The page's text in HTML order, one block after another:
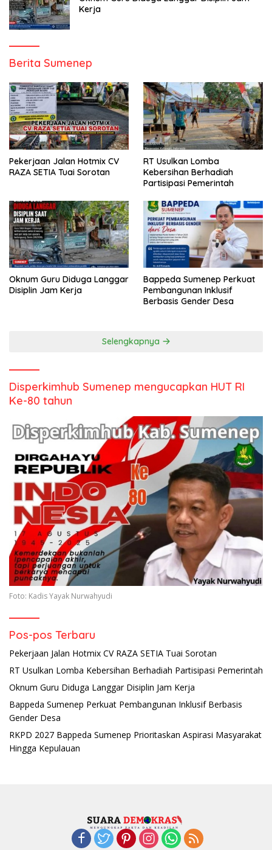
Kerja
Berita Sumenep
Pekerjaan Jalan Hotmix CV
RAZA SETIA Tuai Sorotan
RT Usulkan Lomba
Kebersihan Berhadiah
Partisipasi Pemerintah
Oknum Guru Diduga Langgar
Disiplin Jam Kerja
Bappeda Sumenep Perkuat
Pembangunan Inklusif
Berbasis Gender Desa
Selengkapnya
Disperkimhub Sumenep mengucapkan HUT RI
Ke-80 tahun
Foto: Kadis Yayak Nurwahyudi
Pos-pos Terbaru
Pekerjaan Jalan Hotmix CV RAZA SETIA Tuai Sorotan
RT Usulkan Lomba Kebersihan Berhadiah Partisipasi Pemerintah
Oknum Guru Diduga Langgar Disiplin Jam Kerja
Bappeda Sumenep Perkuat Pembangunan Inklusif Berbasis
Gender Desa
RKPD 2027 Bappeda Sumenep Prioritaskan Aspirasi Masyarakat
Hingga Kepulauan